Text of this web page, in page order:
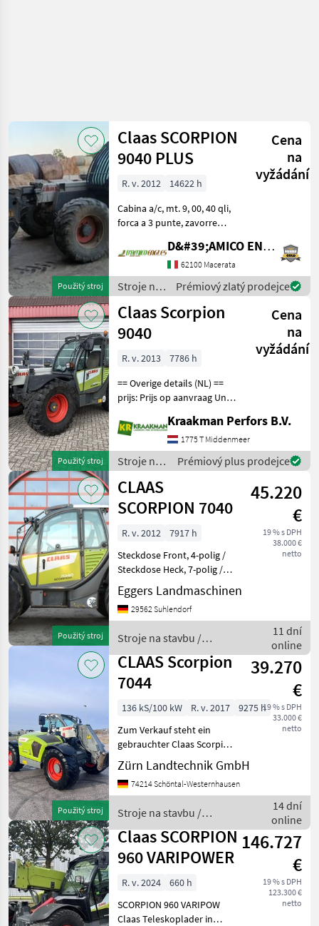
Použitý stroj
Claas SCORPION
9040 PLUS
Cena
na
vyžádání
R. v. 2012
14622 h
Cabina a/c, mt. 9, 00, 40 qli,
forca a 3 punte, zavorre
ore attualmente + ponte
anteriore Revisionato)
Stroje na stavbu
Teleskopové nakladače
D&#39;AMICO ENGLES SRL
62100 Macerata
Stroje na
stavbu /
Claas
Prémiový zlatý prodejce
Použitý stroj
Claas Scorpion
9040
Cena
na
vyžádání
R. v. 2013
7786 h
== Overige details (NL) ==
prijs: Prijs op aanvraag Unit:
null Claas scorpion 9040
8164 uur Omkeervin
Giekvering 1 DW ventiel
Micheli
Kraakman Perfors B.V.
1775 T Middenmeer
Stroje na
stavbu /
Claas
Prémiový plus prodejce
Použitý stroj
CLAAS
SCORPION 7040
45.220
€
19 % s DPH
38.000 €
netto
R. v. 2012
7917 h
Steckdose Front, 4-polig /
Steckdose Heck, 7-polig /
Hydraulikanschluss Front
am Werkzeugträger,
doppeltwirkend / 30 km/h -
500/70 R24 / Abdeck
Eggers Landmaschinen
29562 Suhlendorf
Stroje na stavbu /
Claas
11 dní
online
Použitý stroj
CLAAS Scorpion
7044
39.270
€
19 % s DPH
33.000 €
netto
136 kS/100 kW R. v. 2017
9275 h
Zum Verkauf steht ein
gebrauchter Claas Scorpion
Teleskoplader 7040 Baujahr
2017 mit 9275
Betriebsstunden. - 4, 1L 4
von Deutz - Maximale Hu
Zürn Landtechnik GmbH
74214 Schöntal-Westernhausen
Stroje na stavbu /
Claas
14 dní
online
Claas SCORPION
960 VARIPOWER
146.727
€
19 % s DPH
123.300 €
netto
R. v. 2024
660 h
SCORPION 960 VARIPOW
Claas Teleskoplader in